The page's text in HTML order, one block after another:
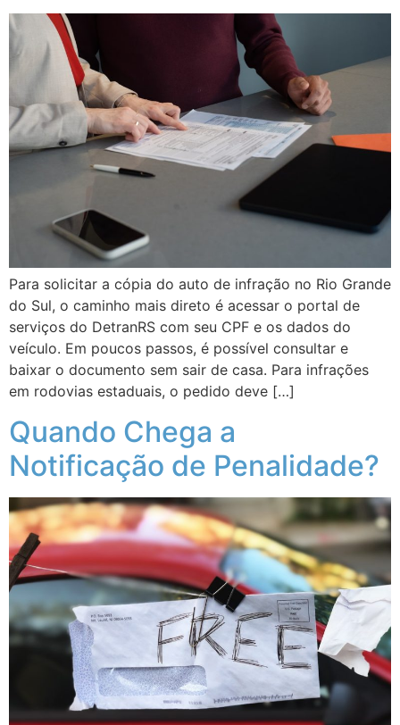
Para solicitar a cópia do auto de infração no Rio Grande
do Sul, o caminho mais direto é acessar o portal de
serviços do DetranRS com seu CPF e os dados do
veículo. Em poucos passos, é possível consultar e
baixar o documento sem sair de casa. Para infrações
em rodovias estaduais, o pedido deve […]
Quando Chega a
Notificação de Penalidade?